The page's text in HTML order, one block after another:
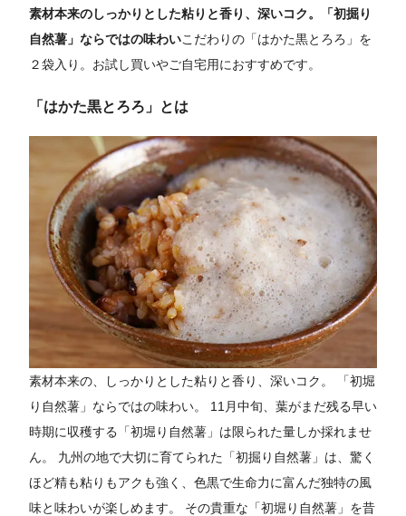
素材本来のしっかりとした粘りと香り、深いコク。「初掘り
自然薯」ならではの味わいこだわりの「はかた黒とろろ」を
２袋入り。お試し買いやご自宅用におすすめです。
「はかた黒とろろ」とは
素材本来の、しっかりとした粘りと香り、深いコク。 「初堀
り自然薯」ならではの味わい。 11月中旬、葉がまだ残る早い
時期に収穫する「初堀り自然薯」は限られた量しか採れませ
ん。 九州の地で大切に育てられた「初掘り自然薯」は、驚く
ほど精も粘りもアクも強く、色黒で生命力に富んだ独特の風
味と味わいが楽しめます。 その貴重な「初堀り自然薯」を昔